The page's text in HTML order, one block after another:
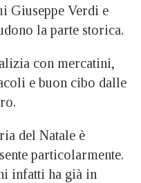
Giuseppe Verdi e
la parte storica.
con mercatini,
e buon cibo dalle
del Natale è
particolarmente.
infatti ha già in